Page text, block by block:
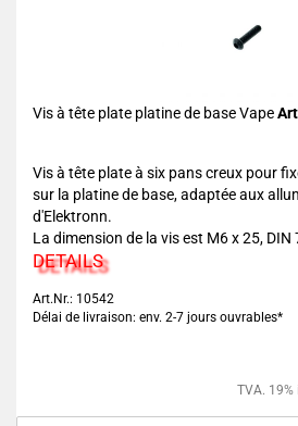
Vis à tête plate platine de base Vape
Vis à tête plate à six pans creux pour
sur la platine de base, adaptée aux
d'Elektronn.
La dimension de la vis est M6 x 25, DIN
DETAILS
Art.Nr.: 10542
Délai de livraison: env. 2-7 jours ouvrables*
TVA.